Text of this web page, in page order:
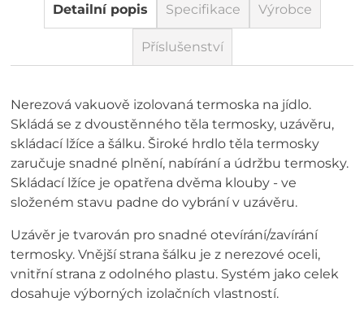
Detailní popis Specifikace Výrobce
Příslušenství
Nerezová vakuově izolovaná termoska na jídlo.
Skládá se z dvoustěnného těla termosky, uzávěru,
skládací lžíce a šálku. Široké hrdlo těla termosky
zaručuje snadné plnění, nabírání a údržbu termosky.
Skládací lžíce je opatřena dvěma klouby - ve
složeném stavu padne do vybrání v uzávěru.
Uzávěr je tvarován pro snadné otevírání/zavírání
termosky. Vnější strana šálku je z nerezové oceli,
vnitřní strana z odolného plastu. Systém jako celek
dosahuje výborných izolačních vlastností.